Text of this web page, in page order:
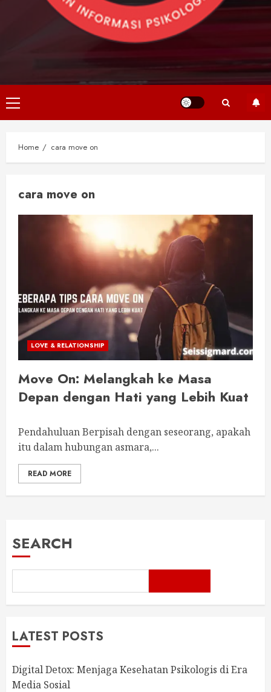
Primary
Menu
Home cara move on
cara move on
LOVE & RELATIONSHIP
Move On: Melangkah ke Masa
Depan dengan Hati yang Lebih Kuat
Pendahuluan Berpisah dengan seseorang, apakah
itu dalam hubungan asmara,...
READ MORE
SEARCH
LATEST POSTS
Digital Detox: Menjaga Kesehatan Psikologis di Era
Media Sosial